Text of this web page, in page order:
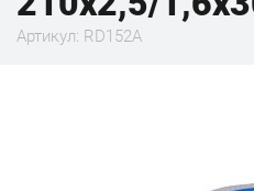
Артикул: RD152A